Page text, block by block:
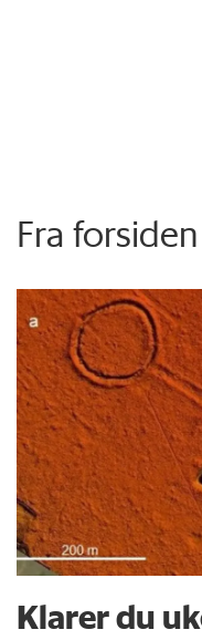
Fra forsiden
Klarer du